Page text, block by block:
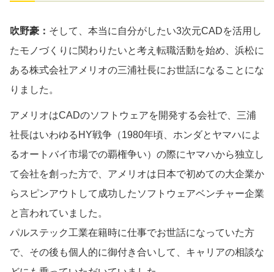
吹野豪： そして、本当に自分がしたい3次元CADを活用し
たモノづくりに関わりたいと考え転職活動を始め、浜松に
ある株式会社アメリオの三浦社長にお世話になることにな
りました。
アメリオはCADのソフトウェアを開発する会社で、三浦
社長はいわゆるHY戦争（1980年頃、ホンダとヤマハによ
るオートバイ市場での覇権争い）の際にヤマハから独立し
て会社を創った方で、アメリオは日本で初めての大企業か
らスピンアウトして成功したソフトウェアベンチャー企業
と言われていました。
パルステック工業在籍時に仕事でお世話になっていた方
で、その後も個人的に御付き合いして、キャリアの相談な